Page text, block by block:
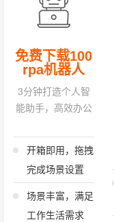
免费下载100
rpa机器人
3分钟打造个人智
能助手，高效办公
开箱即用，拖拽
完成场景设置
场景丰富，满足
工作生活需求